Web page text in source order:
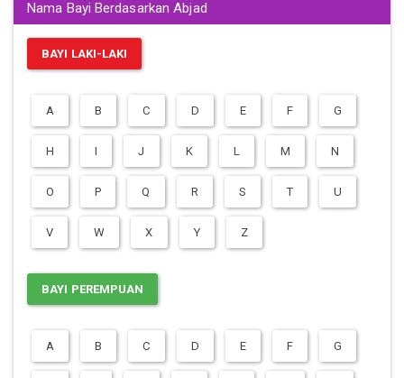
Nama Bayi Berdasarkan Abjad
BAYI LAKI-LAKI
A B C D E F G
H I J K L M N
O P Q R S T U
V W X Y Z
BAYI PEREMPUAN
A B C D E F G